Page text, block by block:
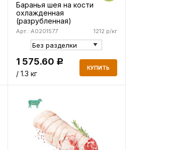
Баранья шея на кости
охлажденная
(разрубленная)
1212 р/кг
Арт.: A0201577
1 575.60 Р
/ 1.3 кг
КУПИТЬ